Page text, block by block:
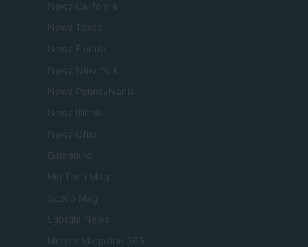
Newz California
Newz Texas
Newz Florida
Newz New York
Newz Pennsylvania
Newz Illinois
Newz Ohio
Gameland
Hig Tech Mag
Scoop Mag
Lgbtqia News
Motors Magazine 365